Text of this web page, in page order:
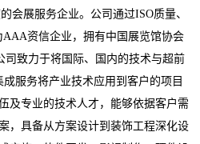
会展服务企业。公司通过ISO质量、
资信企业，拥有中国展览馆协会
司致力于将国际、国内的技术与超前
服务将产业技术应用到客户的项目
及专业的技术人才，能够依据客户需
，具备从方案设计到装饰工程深化设